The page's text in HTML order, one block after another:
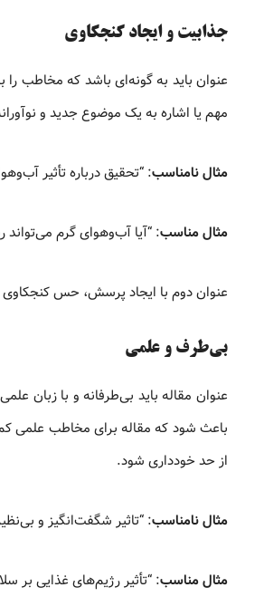
جذابیت و ایجاد کنجکاوی
عنوان باید به گونه‌ای باشد که مخاطب را
مهم یا اشاره به یک موضوع جدید و
مثال نامناسب: “تحقیق درباره تأثیر
مثال مناسب: “آیا آب‌وهوای گرم می‌تواند
عنوان دوم با ایجاد پرسش، حس
بی‌طرف و علمی
عنوان مقاله باید بی‌طرفانه و با زبان
باعث شود که مقاله برای مخاطب علمی
از حد خودداری شود.
مثال نامناسب: “تاثیر شگفت‌انگیز و
مثال مناسب: “تأثیر رژیم‌های غذایی بر